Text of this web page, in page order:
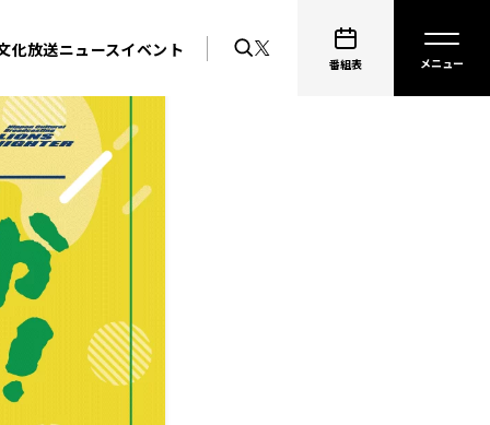
化放送ニュースイベント
番組表